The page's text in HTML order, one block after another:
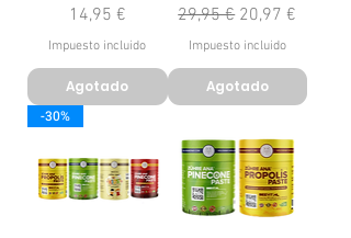
Precio
14,95 €
Impuesto incluido
Agotado
Precio
29,95 € Precio de oferta
20,97 €
Impuesto incluido
Agotado
-30%